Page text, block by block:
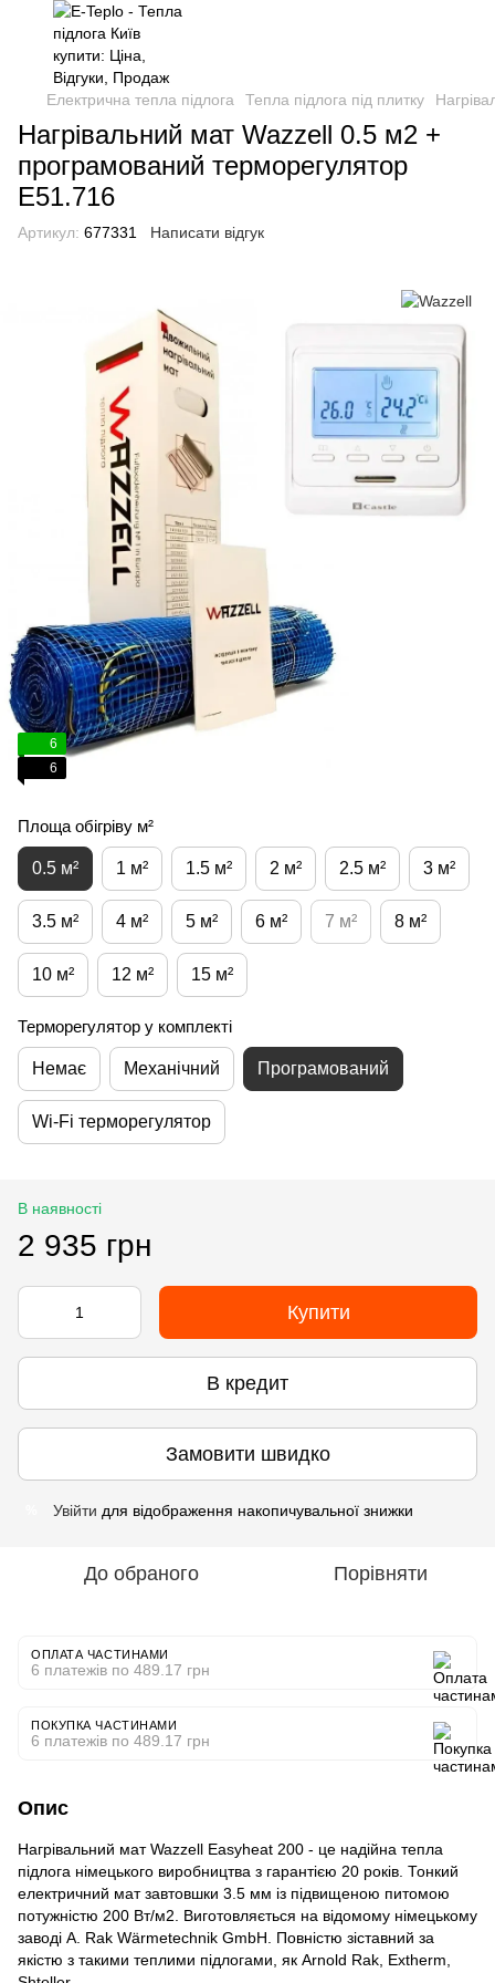
Електрична тепла підлога Тепла підлога під плитку
Нагрівальний мат Wazzell 0.5 м2 +
програмований терморегулятор
E51.716
Артикул: 677331 Написати відгук
6
6
Площа обігріву м²
0.5 м² 1 м² 1.5 м² 2 м² 2.5 м² 3 м²
3.5 м² 4 м² 5 м² 6 м² 7 м² 8 м²
10 м² 12 м² 15 м²
Терморегулятор у комплекті
Немає Механічний Програмований
Wi-Fi терморегулятор
В наявності
2 935 грн
Купити
В кредит
Замовити швидко
Увійти для відображення накопичувальної знижки
До обраного Порівняти
ОПЛАТА ЧАСТИНАМИ
6 платежів по 489.17 грн
ПОКУПКА ЧАСТИНАМИ
6 платежів по 489.17 грн
Опис
Нагрівальний мат Wazzell Easyheat 200 - це надійна тепла
підлога німецького виробництва з гарантією 20 років. Тонкий
електричний мат завтовшки 3.5 мм із підвищеною питомою
потужністю 200 Вт/м2. Виготовляється на відомому німецькому
заводі A. Rak Wärmetechnik GmbH. Повністю зіставний за
якістю з такими теплими підлогами, як Arnold Rak, Extherm,